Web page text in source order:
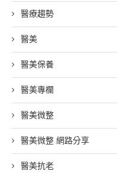
醫療趨勢
醫美
醫美保養
醫美專欄
醫美微整
醫美微整 網路分享
醫美抗老